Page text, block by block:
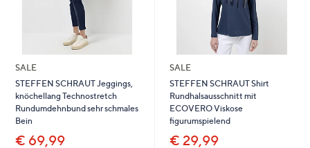
SALE
STEFFEN SCHRAUT Jeggings,
knöchellang Technostretch
Rundumdehnbund sehr schmales
Bein
€ 69,99
SALE
STEFFEN SCHRAUT Shirt
Rundhalsausschnitt mit
ECOVERO Viskose
figurumspielend
€ 29,99